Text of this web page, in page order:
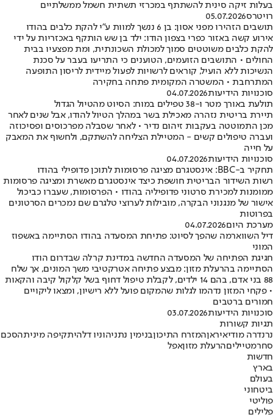
בעלות זיקה סינית להשתתף במכרזי תשתית חשמל ממשלתיים
רויטרס05.07.2026
תושבים הזהירו מפני אסון: בן 6 ננשך למוות ע"י להקת כלבים בהודו
אירוע קשה באזור כפרי בצפון הודו: ילד בן שש הותקף באכזריות על ידי
להקת כלבים משוטטים סמוך למכולת השכונתית, ומת מפצעיו בבית
החולים • התושבים הזועמים, הטוענים כי התריעו בעבר על סכנת
הנשיכות ללא הועיל, קוראים לרשויות לפעול מיידית לריסון התופעה
המתרחבת • המשטרה המקומית פתחה בחקירה
סוכנויות הידיעות04.07.2026
תולעת באורך מטר ו-38 טפילים במוח: הסיוט מהטיול הגדול
תיירת בריטית נזהרה מאכילת בשר במהלך הטיול להודו, אבל שנים לאחר
מכן התמוטטה בעקבות זיהום נדיר • לאחר שסבלה מפרכוסים ופסיכוזה
ועברה טיפולים קשים - המטיילת הצליחה להשתקם, ולחשוף את המאבק
על חייה
סוכנויות הידיעות04.07.2026
תחקיר ב-BBC: אינסטגרם מציגה פרסומות לתוכן פדופילי בהודו
רשות השידור הבריטית חושפת כיצד אינסטגרם מאשרת ומציגה פרסומות
ממומנות למכירת סרטוני פדופיליה בהודו • הפרסומות, שעברו כביכול
אישור של מנגנוני הבקרה, מובילות לערוצי טלגרם שם נמכרים הסרטונים
בפרוטות
מערכת היום04.07.2026
דיל השווארמה שהפך לסיוט: פתיחת המסעדה בהודו הסתיימה באשפוז
המוני
חגיגת הפתיחה של המסעדה החדשה במדינת קרלה שבדרום הודו
הסתיימה בהרעלת מזון: מבצע פתיחה אטרקטיבי משך המונים, אך שלח
88 בני אדם, בהם 14 ילדים, לקבלת טיפול דחוף בשל קלקול קיבה והקאות
• פקחי המזון נדהמו לגלות שהמקום פועל ללא רישיון, ומצאו ליקויים
חמורים ברטבים
סוכנויות הידיעות03.07.2026
תגיות קשורות
נרנדרה מודיאיראןהמזרח התיכוןבנימין נתניהוניו דלהיתקיפה מיניתהסכם
סחרמטייליםהרעלת מזוןאפל
חדשות
בארץ
בעולם
ביטחוני
פוליטי
פלילים